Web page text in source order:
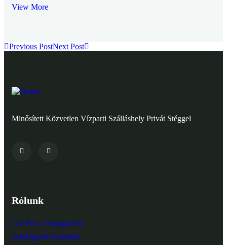
View More
Previous PostNext Post
Minősített Közvetlen Vízparti Szálláshely Privát Stéggel
Rólunk
122 éve a TiszapartOn
Vendégeink mondták